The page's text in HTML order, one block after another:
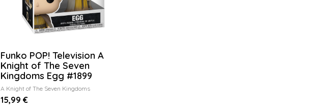
Funko POP! Television A
Knight of The Seven
Kingdoms Egg #1899
A Knight of The Seven Kingdoms
15,99 €